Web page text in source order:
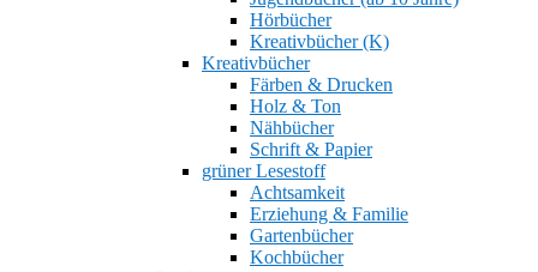
Hörbücher
Kreativbücher (K)
Kreativbücher
Färben & Drucken
Holz & Ton
Nähbücher
Schrift & Papier
grüner Lesestoff
Achtsamkeit
Erziehung & Familie
Gartenbücher
Kochbücher